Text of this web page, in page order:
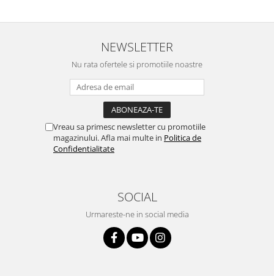
NEWSLETTER
Nu rata ofertele si promotiile noastre
Vreau sa primesc newsletter cu promotiile
magazinului. Afla mai multe in Politica de
Confidentialitate
SOCIAL
Urmareste-ne in social media